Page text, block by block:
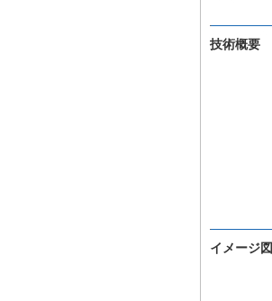
技術概要
イメージ図